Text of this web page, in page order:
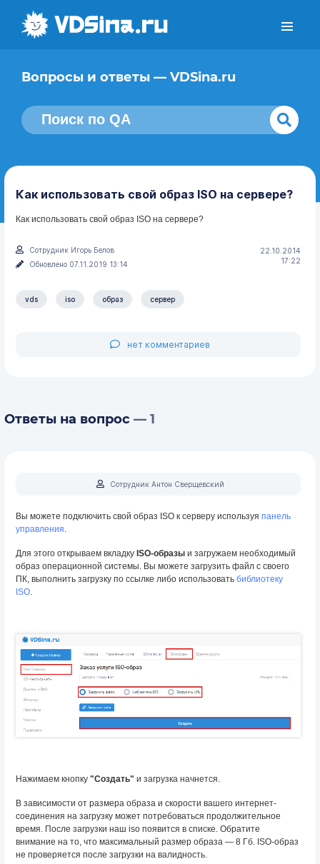
Вопросы и ответы — VDSina.ru
Как использовать свой образ ISO на сервере?
Как использовать свой образ ISO на сервере?
22.10.2014
17:22
Сотрудник Игорь Белов
Обновлено 07.11.2019 13:14
vds iso образ сервер
нет комментариев
Ответы на вопрос — 1
Сотрудник Антон Сверщевский
Вы можете подключить свой образ ISO к серверу используя панель
управления.
Для этого открываем вкладку ISO-образы и загружаем необходимый
образ операционной системы. Вы можете загрузить файл с своего
ПК, выполнить загрузку по ссылке либо использовать библиотеку
ISO.
Нажимаем кнопку "Создать" и загрузка начнется.
В зависимости от размера образа и скорости вашего интернет-
соединения на загрузку может потребоваться продолжительное
время. После загрузки наш iso появится в списке. Обратите
внимание на то, что максимальный размер образа — 8 Гб. ISO-образ
не проверяется после загрузки на валидность.